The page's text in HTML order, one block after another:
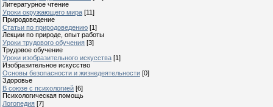
Литературное чтение
Уроки окружающего мира [11]
Природоведение
Статьи по природоведению [1]
Лекции по природе, опыт работы
Уроки трудового обучения [3]
Трудовое обучение
Уроки изобразительного искусства [1]
Изобразительное искусство
Основы безопасности и жизнедеятельности [0]
Здоровье
В союзе с психологией [6]
Психологическая помощь
Логопедия [7]